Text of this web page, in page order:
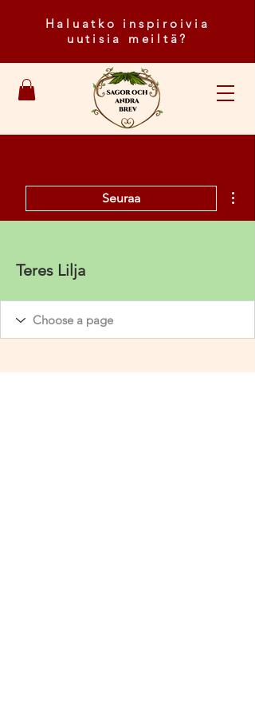
Haluatko inspiroivia
uutisia meiltä?
Seuraa
Teres Lilja